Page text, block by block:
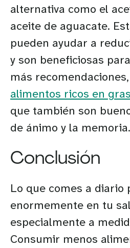
alternativa como el
aceite de aguacate.
pueden ayudar a
y son beneficiosas
más
alimentos ricos en
que también son
de ánimo y la memoria.
Conclusión
Lo que comes a diario
enormemente en tu
especialmente a
Consumir menos